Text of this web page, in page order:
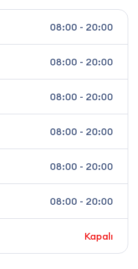
08:00 - 20:00
08:00 - 20:00
08:00 - 20:00
08:00 - 20:00
08:00 - 20:00
08:00 - 20:00
Kapalı